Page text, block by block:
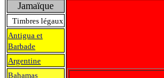
Jamaïque
Timbres légaux
Antigua et
Barbade
Argentine
Bahamas